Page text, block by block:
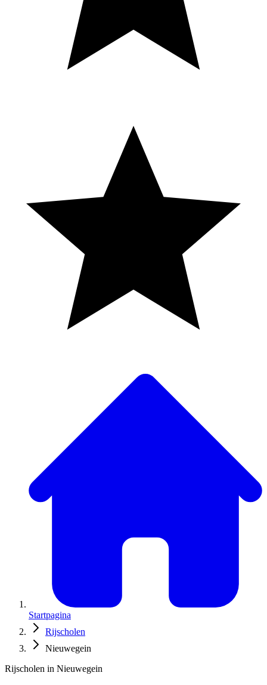
Startpagina
Rijscholen
Nieuwegein
Rijscholen in Nieuwegein